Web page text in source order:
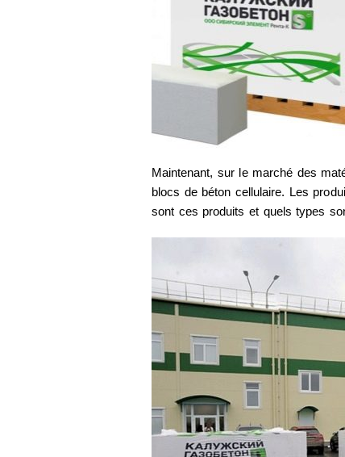
Maintenant, sur le marché des
blocs de béton cellulaire. Les
sont ces produits et quels types